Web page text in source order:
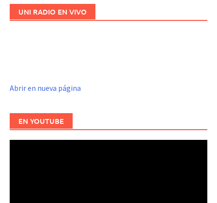
UNI RADIO EN VIVO
Abrir en nueva página
EN YOUTUBE